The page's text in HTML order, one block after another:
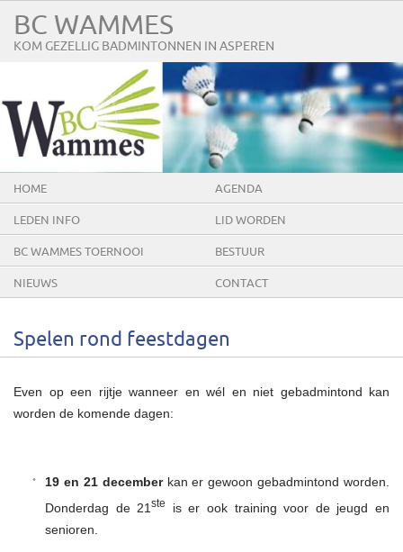
BC WAMMES
KOM GEZELLIG BADMINTONNEN IN ASPEREN
HOME AGENDA
LEDEN INFO LID WORDEN
BC WAMMES TOERNOOI BESTUUR
NIEUWS CONTACT
Spelen rond feestdagen
Even op een rijtje wanneer en wél en niet gebadmintond kan
worden de komende dagen:
19 en 21 decemberkan er gewoon gebadmintond worden.
Donderdag de 21ste
is er ook training voor de jeugd en
senioren.